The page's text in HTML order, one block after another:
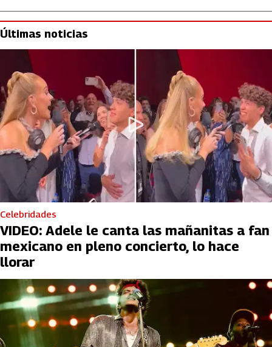
Últimas noticias
Celebridades
VIDEO: Adele le canta las mañanitas a fan
mexicano en pleno concierto, lo hace
llorar